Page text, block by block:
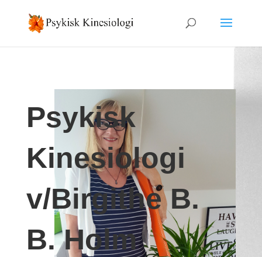
Psykisk
Kinesiologi
v/Birgithe B.
B. Holm